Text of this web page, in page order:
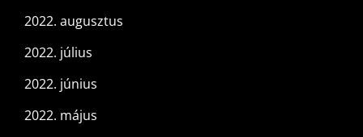
2022. augusztus
2022. július
2022. június
2022. május